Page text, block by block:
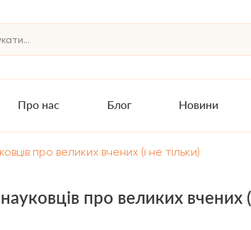
Про нас Блог Новини
про великих вчених (і не тільки)
про великих вчених